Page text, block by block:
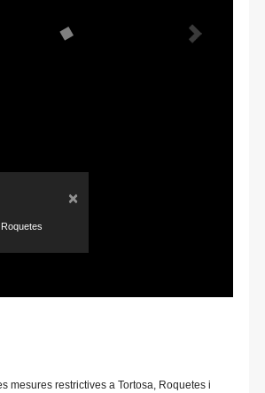
×
mesures restrictives a Tortosa, Roquetes i